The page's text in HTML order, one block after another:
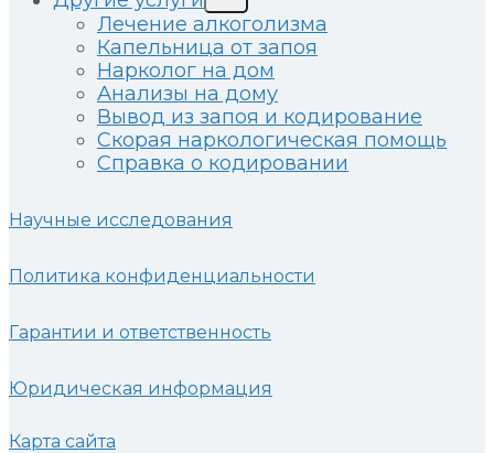
меню
Лечение алкоголизма
Капельница от запоя
Нарколог на дом
Анализы на дому
Вывод из запоя и кодирование
Скорая наркологическая помощь
Справка о кодировании
Научные исследования
Политика конфиденциальности
Гарантии и ответственность
Юридическая информация
Карта сайта